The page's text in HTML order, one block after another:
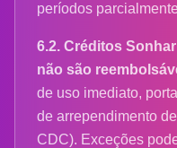
períodos
6.2. Créditos
não são
de uso imediato,
de arrependimento
CDC). Exceções